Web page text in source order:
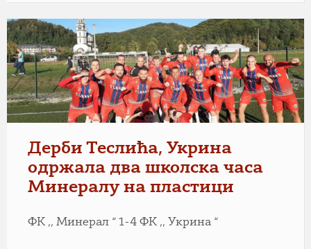
Дерби Теслића, Укрина
одржала два школска часа
Минералу на пластици
ФК ,, Минерал “ 1-4 ФК ,, Укрина “